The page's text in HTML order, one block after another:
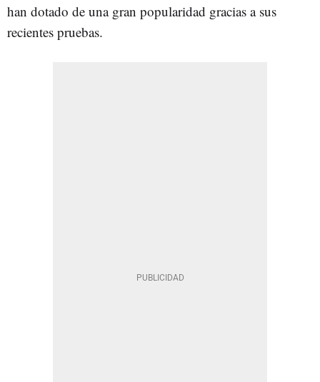
han dotado de una gran popularidad gracias a sus
recientes pruebas.